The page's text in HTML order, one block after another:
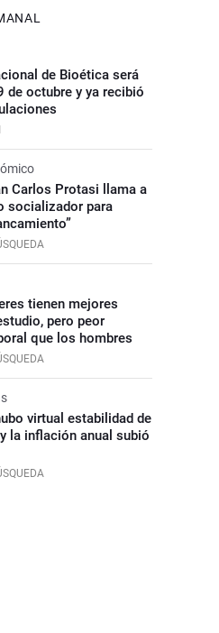
de Bioética será
de octubre y ya recibió
Carlos Protasi llama a
socializador para
tienen mejores
pero peor
que los hombres
virtual estabilidad de
la inflación anual subió